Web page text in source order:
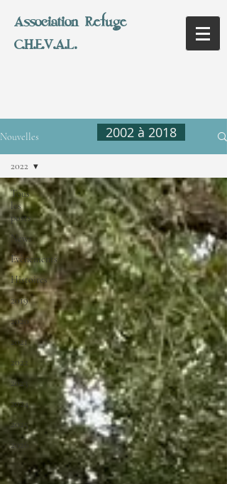
Association Refuge
C.H.E.V.A.L.
Nouvelles
Tous
les
posts
News
Evènements
Histoires
2019
2020
2021
2022
2023
2024
2025
2026
2022
2002 à 2018